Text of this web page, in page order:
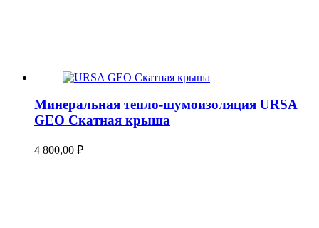
Минеральная тепло-шумоизоляция URSA
GEO Скатная крыша
4 800,00 ₽